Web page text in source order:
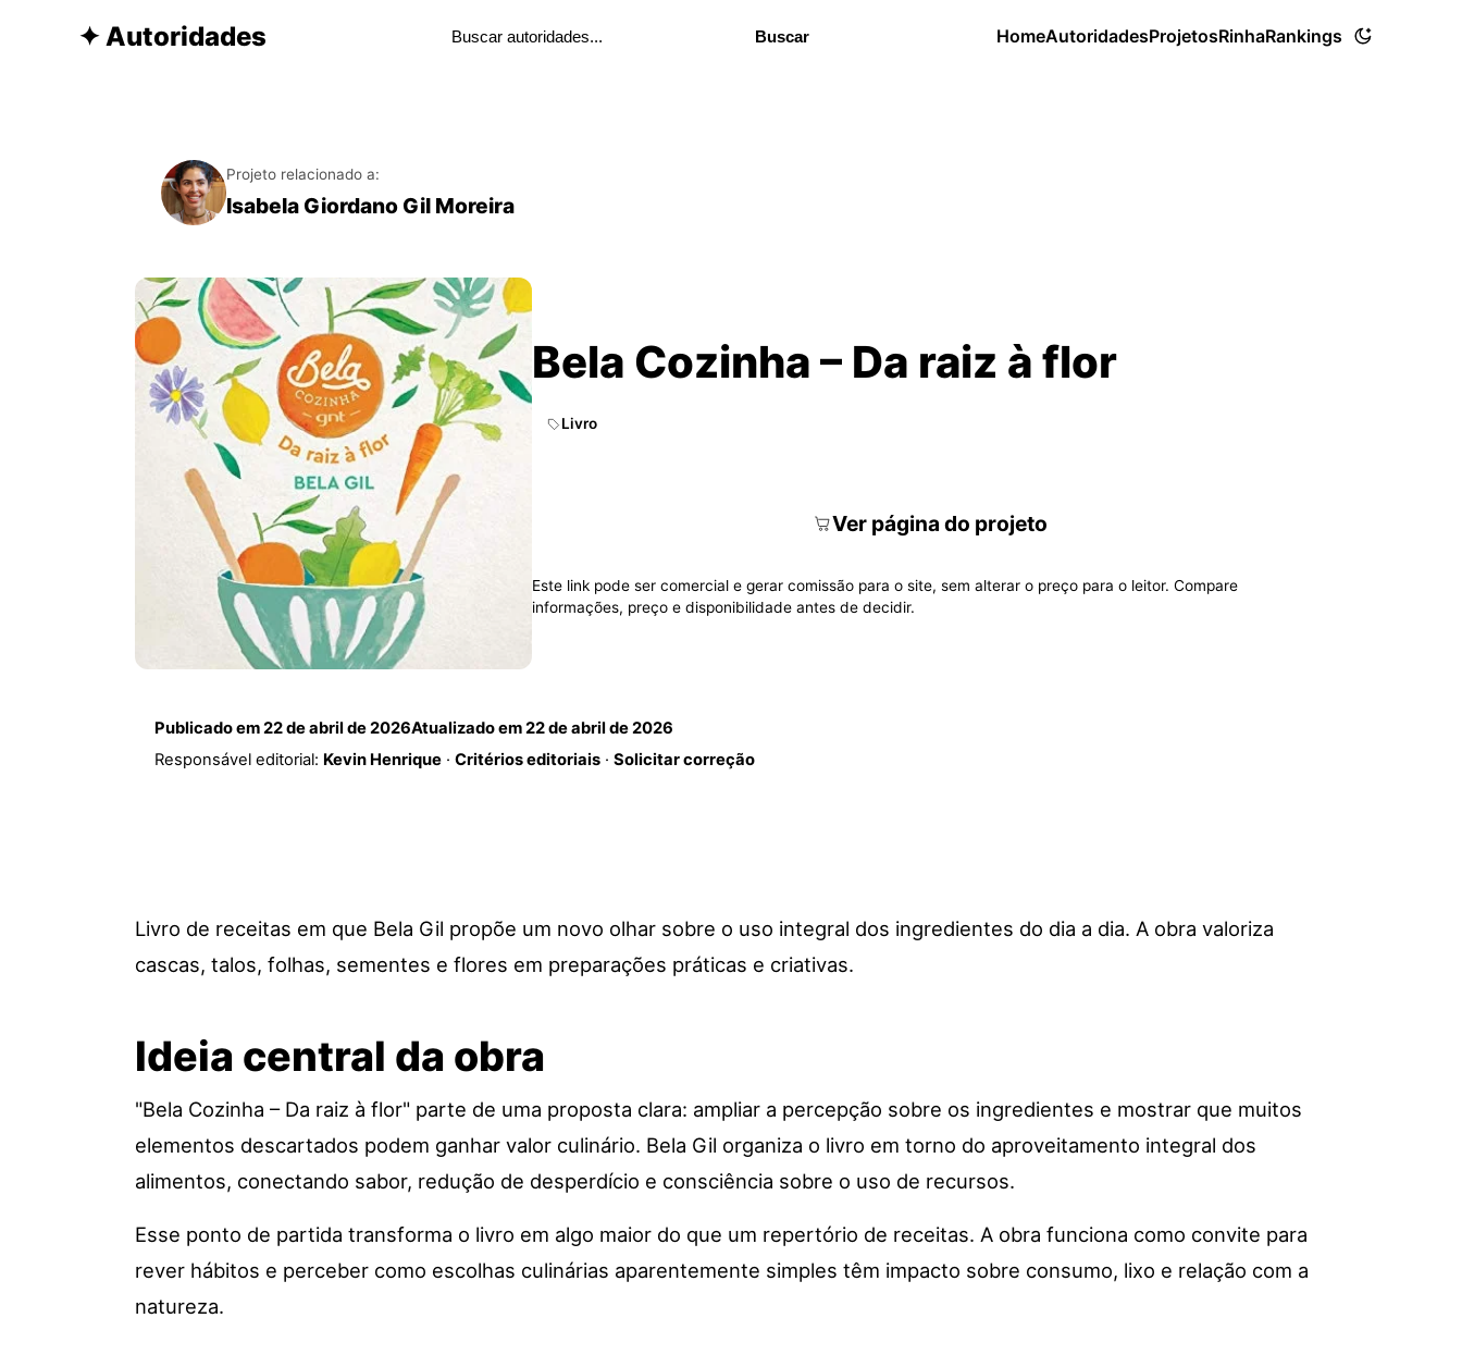
✦ Autoridades Buscar HomeAutoridadesProjetosRinhaRankings
Projeto relacionado a:
Isabela Giordano Gil Moreira
Bela Cozinha – Da raiz à flor
Livro
Ver página do projeto
Este link pode ser comercial e gerar comissão para o site, sem alterar o preço para o leitor. Compare
informações, preço e disponibilidade antes de decidir.
Publicado em22 de abril de 2026Atualizado em22 de abril de 2026
Responsável editorial: Kevin Henrique· Critérios editoriais· Solicitar correção
Livro de receitas em que Bela Gil propõe um novo olhar sobre o uso integral dos ingredientes do dia a dia. A obra valoriza
cascas, talos, folhas, sementes e flores em preparações práticas e criativas.
Ideia central da obra
"Bela Cozinha – Da raiz à flor" parte de uma proposta clara: ampliar a percepção sobre os ingredientes e mostrar que muitos
elementos descartados podem ganhar valor culinário. Bela Gil organiza o livro em torno do aproveitamento integral dos
alimentos, conectando sabor, redução de desperdício e consciência sobre o uso de recursos.
Esse ponto de partida transforma o livro em algo maior do que um repertório de receitas. A obra funciona como convite para
rever hábitos e perceber como escolhas culinárias aparentemente simples têm impacto sobre consumo, lixo e relação com a
natureza.